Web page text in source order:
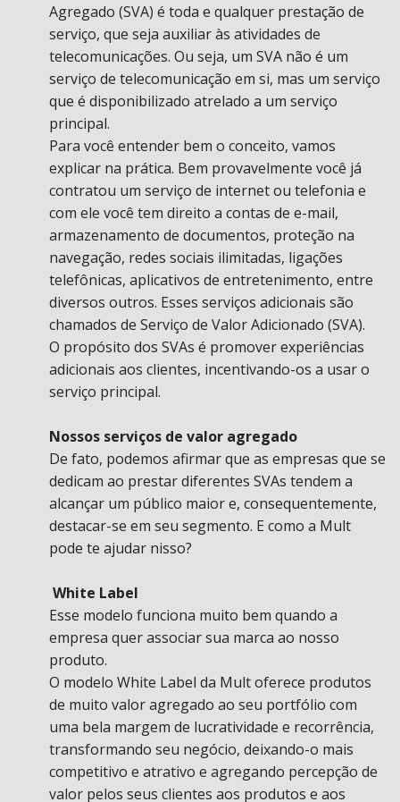
Agregado (SVA) é toda e qualquer prestação de
serviço, que seja auxiliar às atividades de
telecomunicações. Ou seja, um SVA não é um
serviço de telecomunicação em si, mas um serviço
que é disponibilizado atrelado a um serviço
principal.
Para você entender bem o conceito, vamos
explicar na prática. Bem provavelmente você já
contratou um serviço de internet ou telefonia e
com ele você tem direito a contas de e-mail,
armazenamento de documentos, proteção na
navegação, redes sociais ilimitadas, ligações
telefônicas, aplicativos de entretenimento, entre
diversos outros. Esses serviços adicionais são
chamados de Serviço de Valor Adicionado (SVA).
O propósito dos SVAs é promover experiências
adicionais aos clientes, incentivando-os a usar o
serviço principal.
Nossos serviços de valor agregado
De fato, podemos afirmar que as empresas que se
dedicam ao prestar diferentes SVAs tendem a
alcançar um público maior e, consequentemente,
destacar-se em seu segmento. E como a Mult
pode te ajudar nisso?
White Label
Esse modelo funciona muito bem quando a
empresa quer associar sua marca ao nosso
produto.
O modelo White Label da Mult oferece produtos
de muito valor agregado ao seu portfólio com
uma bela margem de lucratividade e recorrência,
transformando seu negócio, deixando-o mais
competitivo e atrativo e agregando percepção de
valor pelos seus clientes aos produtos e aos